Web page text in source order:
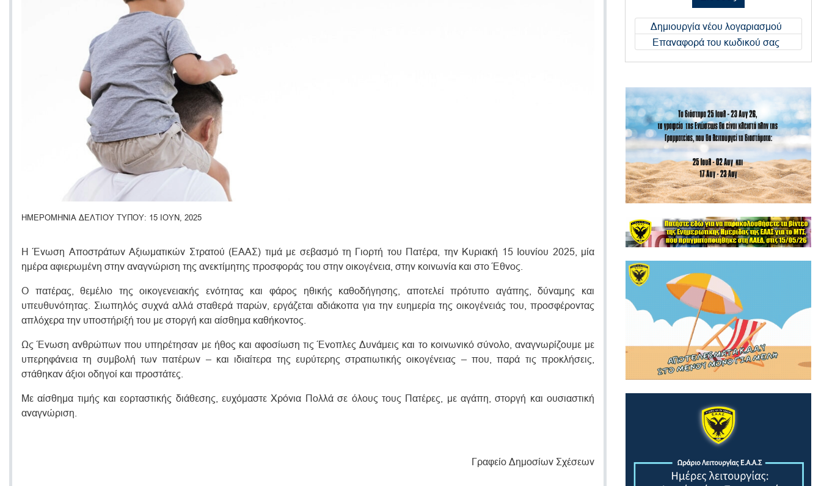
ΗΜΕΡΟΜΗΝΙΑ ΔΕΛΤΙΟΥ ΤΥΠΟΥ 15 ΙΟΥΝ, 2025
Η Ένωση Αποστράτων Αξιωματικών Στρατού (ΕΑΑΣ) τιμά με σεβασμό τη Γιορτή του Πατέρα, την Κυριακή 15 Ιουνίου 2025, μία
ημέρα αφιερωμένη στην αναγνώριση της ανεκτίμητης προσφοράς του στην οικογένεια, στην κοινωνία και στο Έθνος.
Ο πατέρας, θεμέλιο της οικογενειακής ενότητας και φάρος ηθικής καθοδήγησης, αποτελεί πρότυπο αγάπης, δύναμης και
υπευθυνότητας. Σιωπηλός συχνά αλλά σταθερά παρών, εργάζεται αδιάκοπα για την ευημερία της οικογένειάς του, προσφέροντας
απλόχερα την υποστήριξή του με στοργή και αίσθημα καθήκοντος.
Ως Ένωση ανθρώπων που υπηρέτησαν με ήθος και αφοσίωση τις Ένοπλες Δυνάμεις και το κοινωνικό σύνολο, αναγνωρίζουμε με
υπερηφάνεια τη συμβολή των πατέρων – και ιδιαίτερα της ευρύτερης στρατιωτικής οικογένειας – που, παρά τις προκλήσεις,
στάθηκαν άξιοι οδηγοί και προστάτες.
Με αίσθημα τιμής και εορταστικής διάθεσης, ευχόμαστε Χρόνια Πολλά σε όλους τους Πατέρες, με αγάπη, στοργή και ουσιαστική
αναγνώριση.
Γραφείο Δημοσίων Σχέσεων
Δημιουργία νέου λογαριασμού
Επαναφορά του κωδικού σας